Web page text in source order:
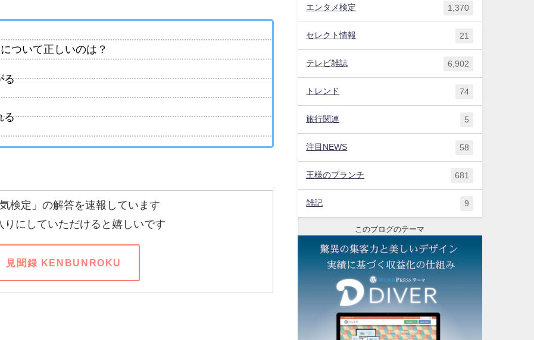
ついて正しいのは？
る
る
気検定」の解答を速報しています
りにしていただけると嬉しいです
見聞録 KENBUNROKU
エンタメ検定 1,370
セレクト情報 21
テレビ雑誌 6,902
トレンド 74
旅行関連 5
注目NEWS 58
王様のブランチ 681
雑記 9
このブログのテーマ